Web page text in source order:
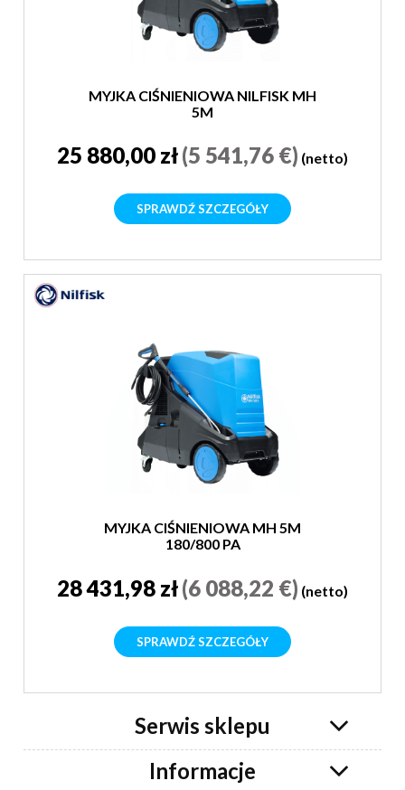
MYJKA CIŚNIENIOWA NILFISK MH
5M
25 880,00 zł(5 541,76 €) (netto)
SPRAWDŹ SZCZEGÓŁY
MYJKA CIŚNIENIOWA MH 5M
180/800 PA
28 431,98 zł(6 088,22 €) (netto)
SPRAWDŹ SZCZEGÓŁY
Serwis sklepu
Informacje